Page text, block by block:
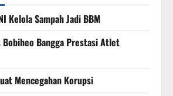
Kelola Sampah Jadi BBM
Bobiheo Bangga Prestasi Atlet
Mencegahan Korupsi